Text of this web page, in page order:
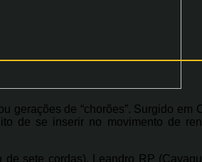
de “chorões”. Surgido em
de se inserir no movimento de
sete cordas), Leandro RP